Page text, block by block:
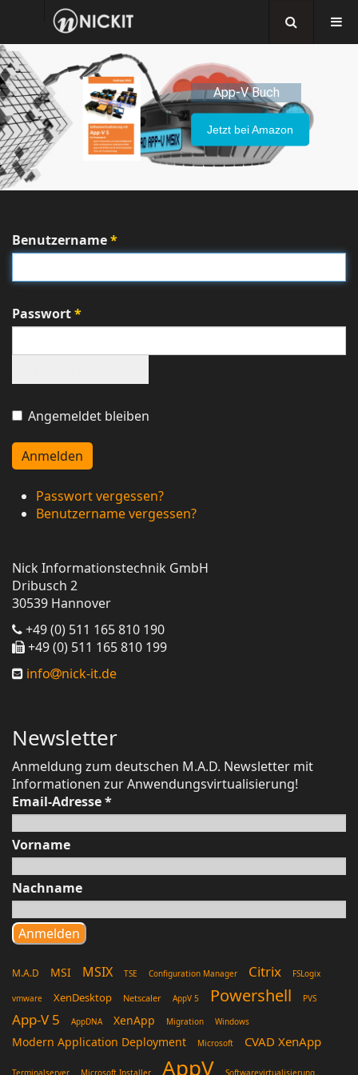
App-V Buch
Jetzt bei Amazon
Benutzername*
Passwort*
Angemeldet bleiben
Anmelden
Passwort vergessen?
Benutzername vergessen?
Nick Informationstechnik GmbH
Dribusch 2
30539 Hannover
+49 (0) 511 165 810 190
+49 (0) 511 165 810 199
info
nick-it.de
Newsletter
Anmeldung zum deutschen M.A.D. Newsletter mit
Informationen zur Anwendungsvirtualisierung!
Email-Adresse*
Vorname
Nachname
M.A.D MSI MSIX TSE Configuration Manager Citrix FSLogix
vmware XenDesktop Netscaler AppV 5 Powershell PVS
App-V 5 AppDNA XenApp Migration Windows
Modern Application Deployment Microsoft CVAD XenApp
Terminalserver Microsoft Installer AppV Softwarevirtualisierung